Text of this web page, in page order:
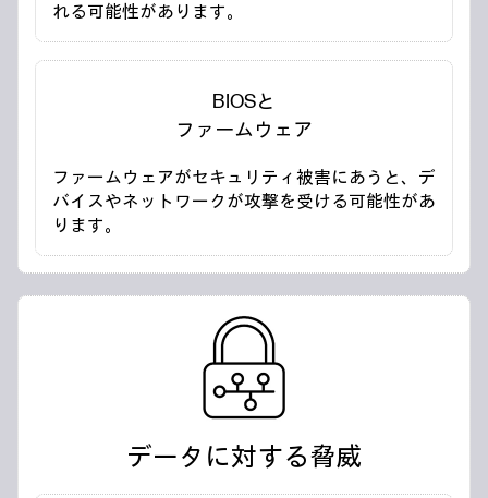
れる可能性があります。
BIOSと
ファームウェア
ファームウェアがセキュリティ被害にあうと、デ
バイスやネットワークが攻撃を受ける可能性があ
ります。
データに対する脅威